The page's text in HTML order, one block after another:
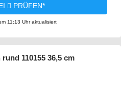
PRÜFEN*
11:13 Uhr aktualisiert
110155 36,5 cm